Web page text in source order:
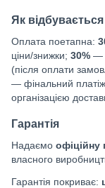
Як
Оплата поетапна:
ціни/знижки; 30% —
(після оплати
— фінальний
організацією
Гарантія
Надаємо офіційну
власного
Гарантія покриває: